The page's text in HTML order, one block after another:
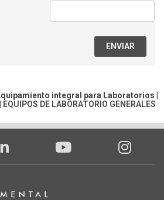
ENVIAR
integral para Laboratorios |
EQUIPOS DE LABORATORIO GENERALES